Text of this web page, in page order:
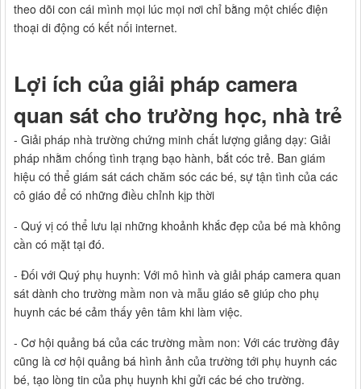
theo dõi con cái mình mọi lúc mọi nơi chỉ bằng một chiếc điện
thoại di động có kết nối internet.
Lợi ích của giải pháp camera
quan sát cho trường học, nhà trẻ
- Giải pháp nhà trường chứng minh chất lượng giảng dạy: Giải
pháp nhằm chống tình trạng bạo hành, bắt cóc trẻ. Ban giám
hiệu có thể giám sát cách chăm sóc các bé, sự tận tình của các
cô giáo để có những điều chỉnh kịp thời
- Quý vị có thể lưu lại những khoảnh khắc đẹp của bé mà không
cần có mặt tại đó.
- Đối với Quý phụ huynh: Với mô hình và giải pháp camera quan
sát dành cho trường mầm non và mẫu giáo sẽ giúp cho phụ
huynh các bé cảm thấy yên tâm khi làm việc.
- Cơ hội quảng bá của các trường mầm non: Với các trường đây
cũng là cơ hội quảng bá hình ảnh của trường tới phụ huynh các
bé, tạo lòng tin của phụ huynh khi gửi các bé cho trường.